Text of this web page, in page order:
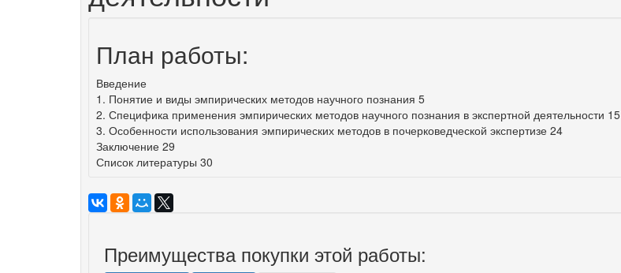
План работы:
Введение
1. Понятие и виды эмпирических методов научного познания 5
2. Специфика применения эмпирических методов научного познания в экспертной деятельности 15
3. Особенности использования эмпирических методов в почерковедческой экспертизе 24
Заключение 29
Список литературы 30
Преимущества покупки этой работы: